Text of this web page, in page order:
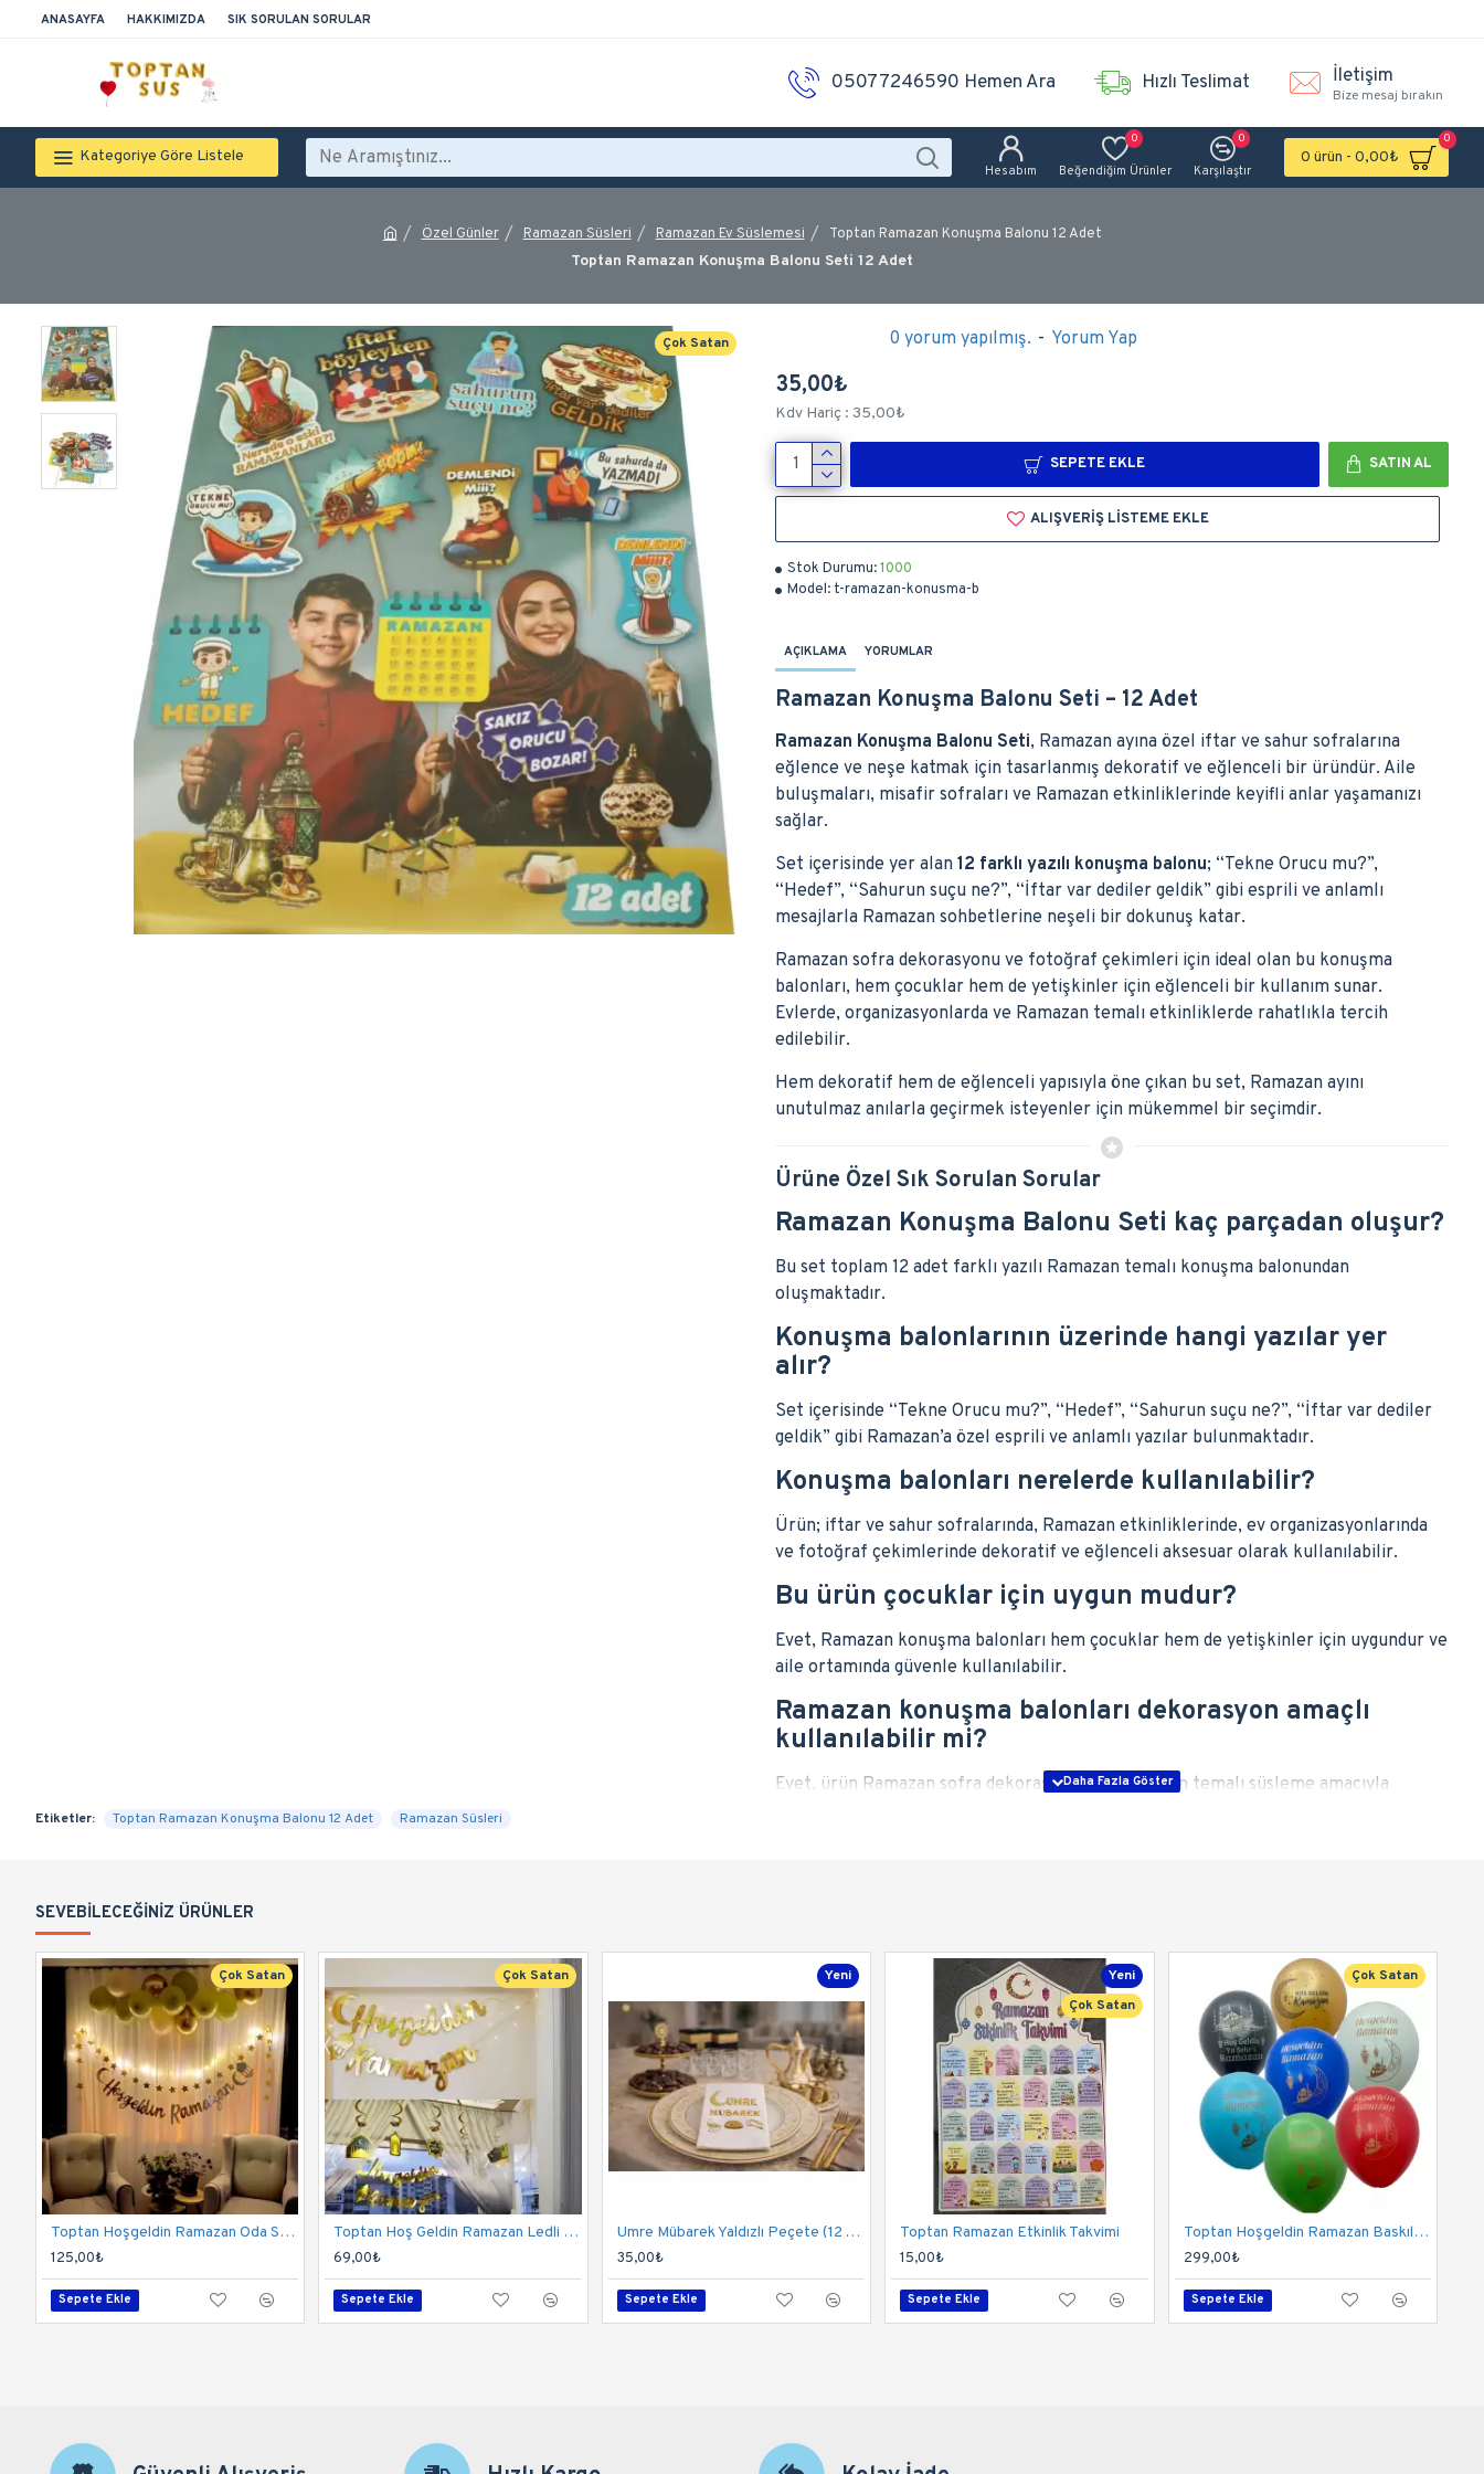
ANASAYFA HAKKIMIZDA SIK SORULAN SORULAR
05077246590 Hemen Ara Hızlı Teslimat İletişim
Bize mesaj bırakın
Kategoriye Göre Listele
Hesabım Beğendiğim Ürünler
0
Karşılaştır
0
0 ürün - 0,00₺
0
Özel Günler Ramazan Süsleri Ramazan Ev Süslemesi Toptan Ramazan Konuşma Balonu 12 Adet
Toptan Ramazan Konuşma Balonu Seti 12 Adet
Çok Satan
Stok Durumu:1000
Model: t-ramazan-konusma-b
0 yorum yapılmış. - Yorum Yap
35,00₺
Kdv Hariç : 35,00₺
SEPETE EKLE SATIN AL
ALIŞVERIŞ LISTEME EKLE
AÇIKLAMA YORUMLAR
Ramazan Konuşma Balonu Seti – 12 Adet
Ramazan Konuşma Balonu Seti, Ramazan ayına özel iftar ve sahur sofralarına
eğlence ve neşe katmak için tasarlanmış dekoratif ve eğlenceli bir üründür. Aile
buluşmaları, misafir sofraları ve Ramazan etkinliklerinde keyifli anlar yaşamanızı
sağlar.
Set içerisinde yer alan 12 farklı yazılı konuşma balonu; “Tekne Orucu mu?”,
“Hedef”, “Sahurun suçu ne?”, “İftar var dediler geldik” gibi esprili ve anlamlı
mesajlarla Ramazan sohbetlerine neşeli bir dokunuş katar.
Ramazan sofra dekorasyonu ve fotoğraf çekimleri için ideal olan bu konuşma
balonları, hem çocuklar hem de yetişkinler için eğlenceli bir kullanım sunar.
Evlerde, organizasyonlarda ve Ramazan temalı etkinliklerde rahatlıkla tercih
edilebilir.
Hem dekoratif hem de eğlenceli yapısıyla öne çıkan bu set, Ramazan ayını
unutulmaz anılarla geçirmek isteyenler için mükemmel bir seçimdir.
Ürüne Özel Sık Sorulan Sorular
Ramazan Konuşma Balonu Seti kaç parçadan oluşur?
Bu set toplam 12 adet farklı yazılı Ramazan temalı konuşma balonundan
oluşmaktadır.
Konuşma balonlarının üzerinde hangi yazılar yer
alır?
Set içerisinde “Tekne Orucu mu?”, “Hedef”, “Sahurun suçu ne?”, “İftar var dediler
geldik” gibi Ramazan’a özel esprili ve anlamlı yazılar bulunmaktadır.
Konuşma balonları nerelerde kullanılabilir?
Ürün; iftar ve sahur sofralarında, Ramazan etkinliklerinde, ev organizasyonlarında
ve fotoğraf çekimlerinde dekoratif ve eğlenceli aksesuar olarak kullanılabilir.
Bu ürün çocuklar için uygun mudur?
Evet, Ramazan konuşma balonları hem çocuklar hem de yetişkinler için uygundur ve
aile ortamında güvenle kullanılabilir.
Ramazan konuşma balonları dekorasyon amaçlı
kullanılabilir mi?
Evet, ürün Ramazan sofra dekorasyonu ve Ramazan temalı süsleme amacıyla
Etiketler: Toptan Ramazan Konuşma Balonu 12 Adet Ramazan Süsleri
SEVEBILECEĞINIZ ÜRÜNLER
Çok Satan
Toptan Hoşgeldin Ramazan Oda Süsleme Seti
125,00₺
Sepete Ekle
Çok Satan
Toptan Hoş Geldin Ramazan Ledli Ekonomik Seti
69,00₺
Sepete Ekle
Yeni
Umre Mübarek Yaldızlı Peçete (12 Adet) - Toptan
35,00₺
Sepete Ekle
Yeni
Çok Satan
Toptan Ramazan Etkinlik Takvimi
15,00₺
Sepete Ekle
Çok Satan
Toptan Hoşgeldin Ramazan Baskılı Balon 100 Adet
299,00₺
Sepete Ekle